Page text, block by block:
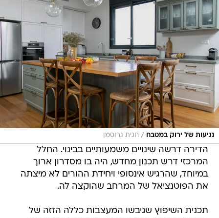
נגיעות של ירוק במטבח / חגית גרוסמן
הדירה דרשה שינויים משמעותיים בבינוי. החלל
המרכזי דרש תכנון מחדש, היה בו מסדרון ארוך
במיוחד, שהרגיש אינסופי ויחידת ההורים לא מיצתה
את הפוטנציאל של המרחב שהוקצה לה.
תכנית השיפוץ שגיבשו המעצבות כללה הזזה של